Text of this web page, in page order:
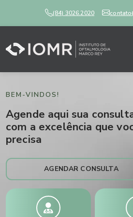
(84) 3026.2020
BEM-VINDOS!
Agende aqui sua
com a excelência que
precisa
AGENDAR CONSULTA